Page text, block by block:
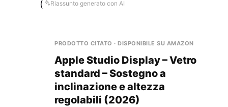
(
Riassunto generato con AI
PRODOTTO CITATO · DISPONIBILE SU AMAZON
Apple Studio Display – Vetro
standard – Sostegno a
inclinazione e altezza
regolabili ​​​​​​​(2026)